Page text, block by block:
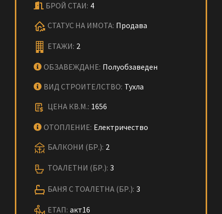
БРОЙ СТАИ: 4
СТАТУС НА ИМОТА: Продава
ЕТАЖИ: 2
ОБЗАВЕЖДАНЕ: Полуобзаведен
ВИД СТРОИТЕЛСТВО: Тухла
ЦЕНА КВ.М.: 1656
ОТОПЛЕНИЕ: Електричество
БАЛКОНИ (БР.): 2
ТОАЛЕТНИ (БР.): 3
БАНЯ С ТОАЛЕТНА (БР.): 3
ЕТАП: акт16